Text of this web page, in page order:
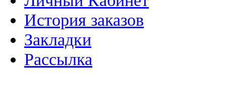
История заказов
Закладки
Рассылка